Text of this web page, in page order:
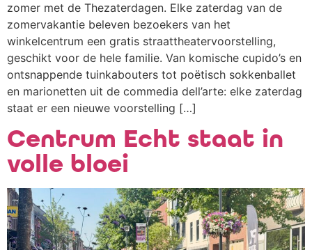
zomer met de Thezaterdagen. Elke zaterdag van de
zomervakantie beleven bezoekers van het
winkelcentrum een gratis straattheatervoorstelling,
geschikt voor de hele familie. Van komische cupido’s en
ontsnappende tuinkabouters tot poëtisch sokkenballet
en marionetten uit de commedia dell’arte: elke zaterdag
staat er een nieuwe voorstelling […]
Centrum Echt staat in
volle bloei